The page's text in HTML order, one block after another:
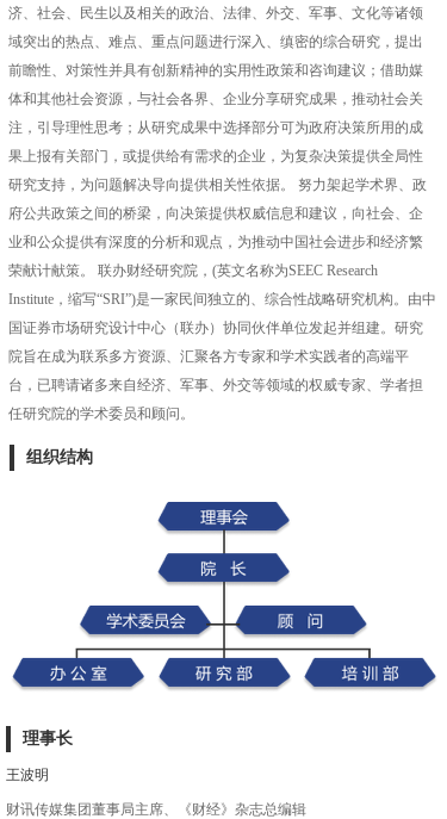
济、社会、民生以及相关的政治、法律、外交、军事、文化等诸领
域突出的热点、难点、重点问题进行深入、缜密的综合研究，提出
前瞻性、对策性并具有创新精神的实用性政策和咨询建议；借助媒
体和其他社会资源，与社会各界、企业分享研究成果，推动社会关
注，引导理性思考；从研究成果中选择部分可为政府决策所用的成
果上报有关部门，或提供给有需求的企业，为复杂决策提供全局性
研究支持，为问题解决导向提供相关性依据。 努力架起学术界、政
府公共政策之间的桥梁，向决策提供权威信息和建议，向社会、企
业和公众提供有深度的分析和观点，为推动中国社会进步和经济繁
荣献计献策。 联办财经研究院，(英文名称为SEEC Research
Institute，缩写“SRI”)是一家民间独立的、综合性战略研究机构。由中
国证券市场研究设计中心（联办）协同伙伴单位发起并组建。研究
院旨在成为联系多方资源、汇聚各方专家和学术实践者的高端平
台，已聘请诸多来自经济、军事、外交等领域的权威专家、学者担
任研究院的学术委员和顾问。
组织结构
理事长
财讯传媒集团董事局主席、《财经》杂志总编辑
王波明